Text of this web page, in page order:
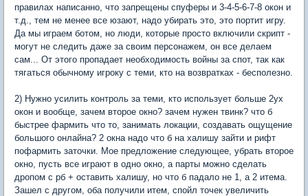
правилах написанно, что запрещены спуферы и 3-4-5-6-7-8 окон и
т.д., тем не менее все юзают, надо убирать это, это портит игру.
Да мы играем ботом, но люди, которые просто включили скрипт -
могут не следить даже за своим персонажем, он все делаем
сам... От этого пропадает необходимость войны за спот, так как
тягаться обычному игроку с теми, кто на возвратках - бесполезно.
2) Нужно усилить контроль за теми, кто использует больше 2ух
окон и вообще, зачем второе окно? зачем нужен твинк? что б
быстрее фармить что то, занимать локации, создавать ощущение
большого онлайна? 2 окна надо что б на халишу зайти и рифт
пофармить заточки. Мое предложение следующее, убрать второе
окно, пусть все играют в одно окно, а парты можно сделать
дропом с рб + оставить халишу, но что б падало не 1, а 2 итема.
Зашел с другом, оба получили итем, спойл точек увеличить